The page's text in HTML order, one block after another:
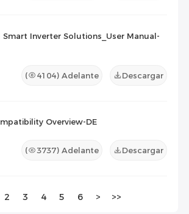
Smart Inverter Solutions_User Manual-
( 4104) Adelante Descargar
Overview-DE
( 3737) Adelante Descargar
2 3 4 5 6 > >>